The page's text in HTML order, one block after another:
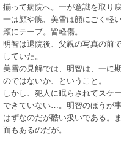
揃って病院へ。一が意識を取り
一は顔や腕、美雪は顔にごく軽
頬にテープ。皆軽傷。
明智は退院後、父親の写真の前
していた。
美雪の見解では、明智は、一に
のではないか、ということ。
しかし、犯人に眠らされてスケ
できていない…。明智のほうが
はずなのだが酷い扱いである。
面もあるのだが。